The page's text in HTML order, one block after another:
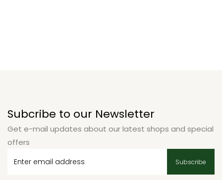
Subcribe to our Newsletter
Get e-mail updates about our latest shops and special
offers